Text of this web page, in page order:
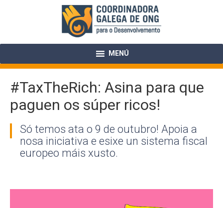
MENÚ
#TaxTheRich: Asina para que
paguen os súper ricos!
Só temos ata o 9 de outubro! Apoia a
nosa iniciativa e esixe un sistema fiscal
europeo máis xusto.